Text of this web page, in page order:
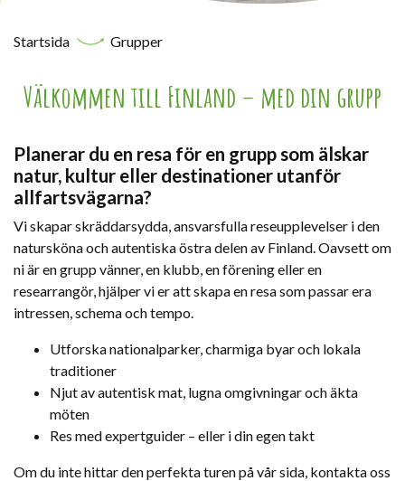
Startsida Grupper
Välkommen till Finland – med din grupp
Planerar du en resa för en grupp som älskar
natur, kultur eller destinationer utanför
allfartsvägarna?
Vi skapar skräddarsydda, ansvarsfulla reseupplevelser i den
natursköna och autentiska östra delen av Finland. Oavsett om
ni är en grupp vänner, en klubb, en förening eller en
researrangör, hjälper vi er att skapa en resa som passar era
intressen, schema och tempo.
Utforska nationalparker, charmiga byar och lokala
traditioner
Njut av autentisk mat, lugna omgivningar och äkta
möten
Res med expertguider – eller i din egen takt
Om du inte hittar den perfekta turen på vår sida, kontakta oss